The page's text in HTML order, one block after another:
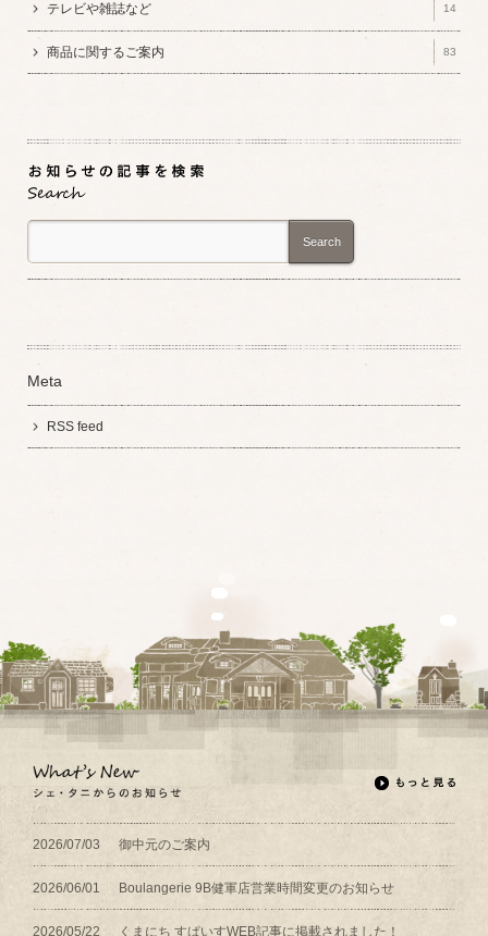
テレビや雑誌など 14
商品に関するご案内 83
Search
Meta
RSS feed
2026/07/03 御中元のご案内
2026/06/01 Boulangerie 9B健軍店営業時間変更のお知らせ
2026/05/22 くまにち すぱいすWEB記事に掲載されました！